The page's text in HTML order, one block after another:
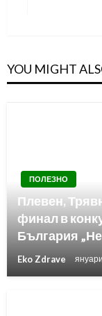
YOU MIGHT
ПОЛЕЗНО
Плевен,
финал в
България
Eko Zdrave